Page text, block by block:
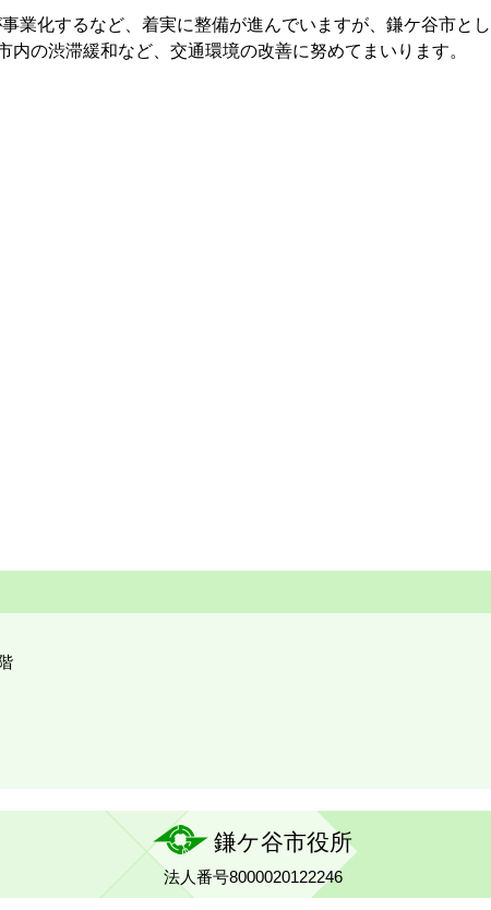
化するなど、着実に整備が進んでいますが、鎌ケ谷市と
の渋滞緩和など、交通環境の改善に努めてまいります。
鎌ケ谷市役所
法人番号8000020122246